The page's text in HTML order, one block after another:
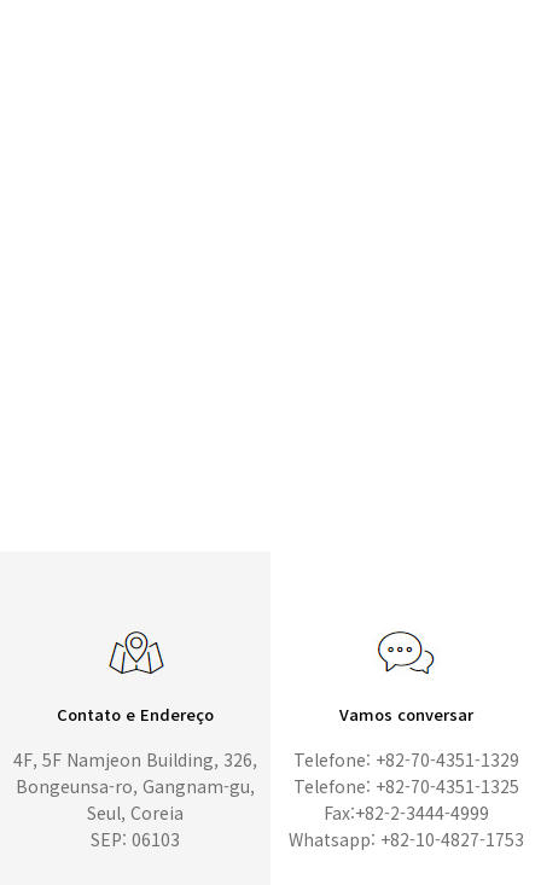
Contato e Endereço
4F, 5F Namjeon Building, 326,
Bongeunsa-ro, Gangnam-gu,
Seul, Coreia
SEP: 06103
Vamos conversar
Telefone: +82-70-4351-1329
Telefone: +82-70-4351-1325
Fax:+82-2-3444-4999
Whatsapp: +82-10-4827-1753